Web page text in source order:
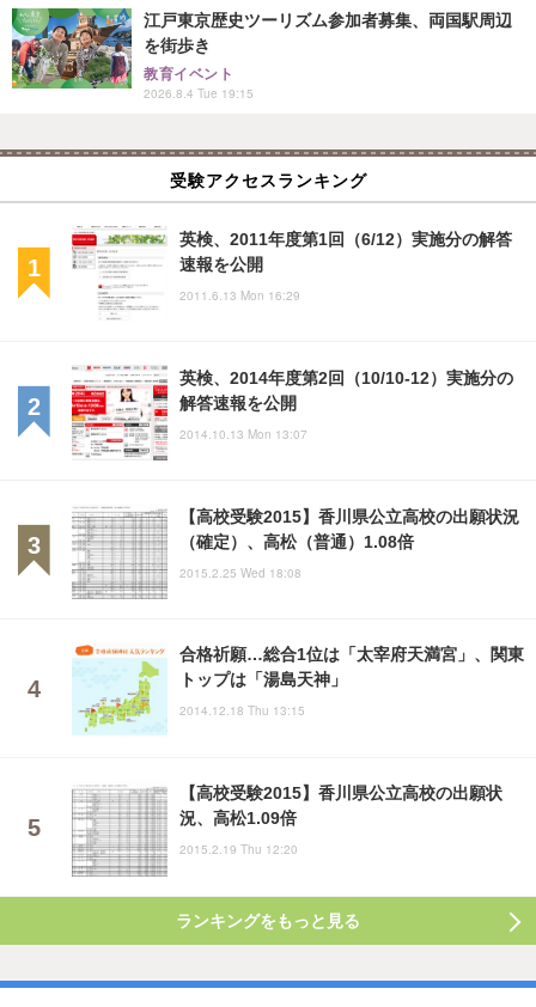
江戸東京歴史ツーリズム参加者募集、両国駅周辺
を街歩き
教育イベント
2026.8.4 Tue 19:15
受験アクセスランキング
英検、2011年度第1回（6/12）実施分の解答
速報を公開
2011.6.13 Mon 16:29
英検、2014年度第2回（10/10-12）実施分の
解答速報を公開
2014.10.13 Mon 13:07
【高校受験2015】香川県公立高校の出願状況
（確定）、高松（普通）1.08倍
2015.2.25 Wed 18:08
合格祈願…総合1位は「太宰府天満宮」、関東
トップは「湯島天神」
2014.12.18 Thu 13:15
【高校受験2015】香川県公立高校の出願状
況、高松1.09倍
2015.2.19 Thu 12:20
ランキングをもっと見る